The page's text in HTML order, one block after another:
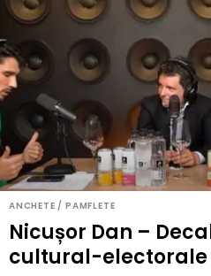
ANCHETE / PAMFLETE
Nicușor Dan –
cultural-electorale